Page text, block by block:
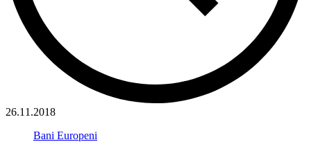
26.11.2018
Bani Europeni